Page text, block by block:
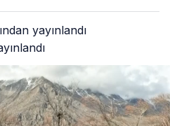
yayınlandı